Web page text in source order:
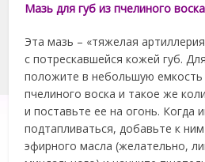
Мазь для губ из пчелиного
Эта мазь – «тяжелая
с потрескавшейся кожей губ.
положите в небольшую
пчелиного воска и такое же
и поставьте ее на огонь. Когда
подтапливаться, добавьте к
эфирного масла (желательно,